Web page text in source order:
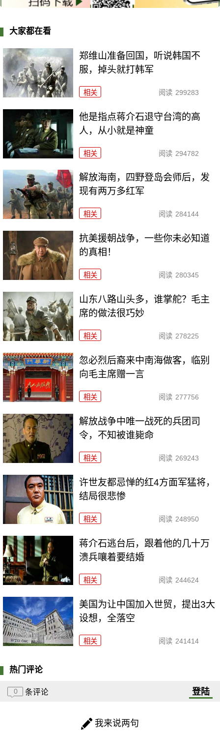
大家都在看
郑维山准备回国，听说韩国不
服，掉头就打韩军
相关 阅读 299283
他是指点蒋介石退守台湾的高
人，从小就是神童
相关 阅读 294782
解放海南，四野登岛会师后，发
现有两万多红军
相关 阅读 284144
抗美援朝战争，一些你未必知道
的真相！
相关 阅读 280345
山东八路山头多，谁掌舵？毛主
席的做法很巧妙
相关 阅读 278225
忽必烈后裔来中南海做客，临别
向毛主席赠一言
相关 阅读 277756
解放战争中唯一战死的兵团司
令，不知被谁毙命
相关 阅读 269243
许世友都忌惮的红4方面军猛将，
结局很悲惨
相关 阅读 248950
蒋介石逃台后，跟着他的几十万
溃兵嚷着要结婚
相关 阅读 244624
美国为让中国加入世贸，提出3大
设想，全落空
相关 阅读 241414
热门评论
0 条评论 登陆
我来说两句